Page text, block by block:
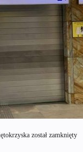
został zamknięty